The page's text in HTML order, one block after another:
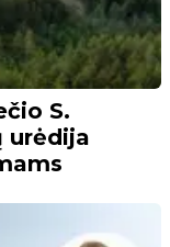
S.
urėdija